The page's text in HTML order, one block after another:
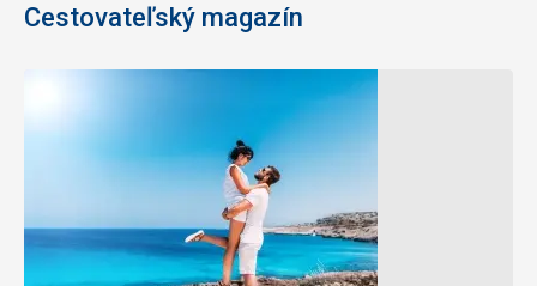
Cestovateľský magazín